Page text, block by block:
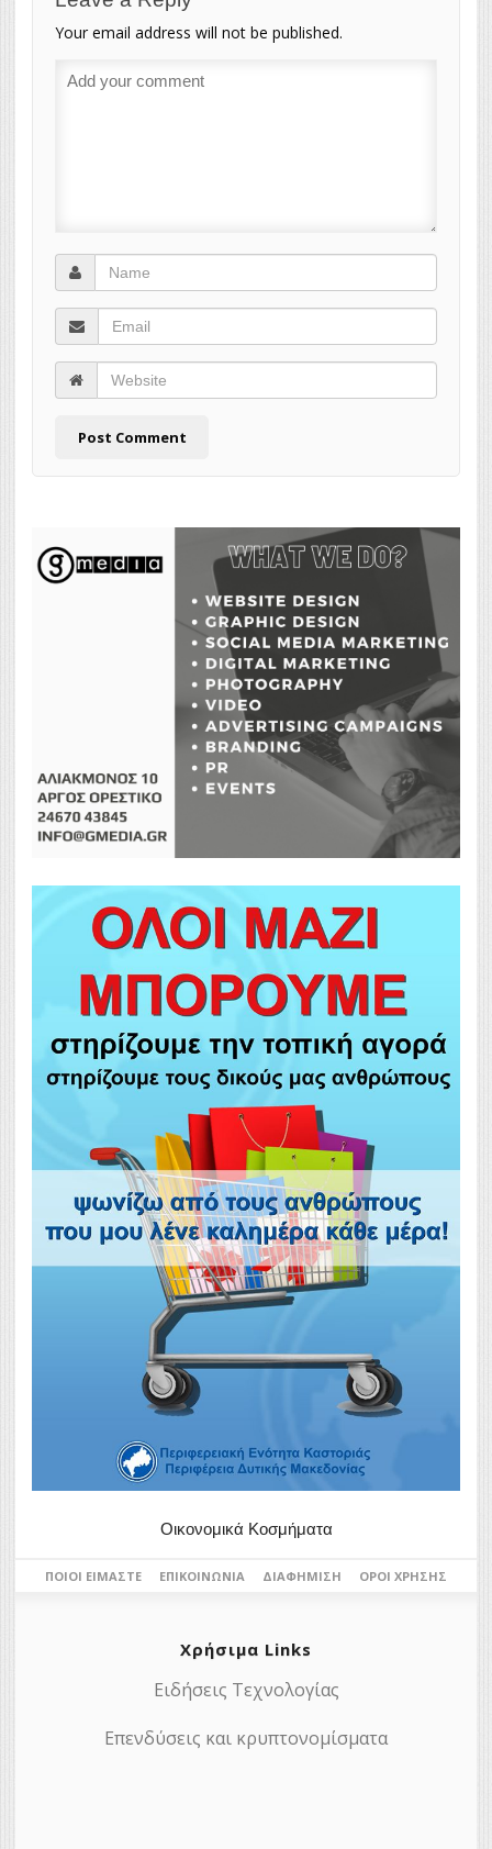
Your email address will not be published.
Οικονομικά Κοσμήματα
ΠΟΙΟΙ ΕΊΜΑΣΤΕ ΕΠΙΚΟΙΝΩΝΊΑ ΔΙΑΦΉΜΙΣΗ ΌΡΟΙ ΧΡΉΣΗΣ
Χρήσιμα Links
Ειδήσεις Τεχνολογίας
Επενδύσεις και κρυπτονομίσματα